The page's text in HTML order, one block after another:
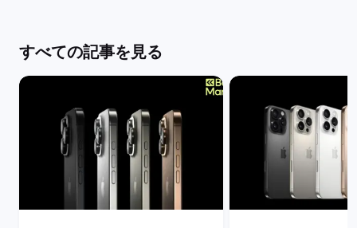
すべての記事を見る